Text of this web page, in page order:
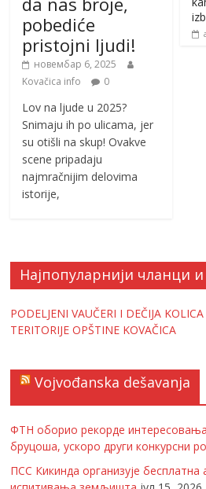
pobediće
pristojni ljudi!
новембар 6, 2025
Kovačica info
0
Lov na ljude u 2025?
Snimaju ih po ulicama, jer
su otišli na skup! Ovakve
scene pripadaju
najmračnijim delovima
istorije,
Најпопуларнији чланци
PODELJENI VAUČERI I DEČIJA
TERITORIJE OPŠTINE KOVAČICA
Vojvođanska dešavanja
ФТН оборио рекорде
бруцоша, ускоро други конкурсни
ПСС Кикинда организује бесплатна